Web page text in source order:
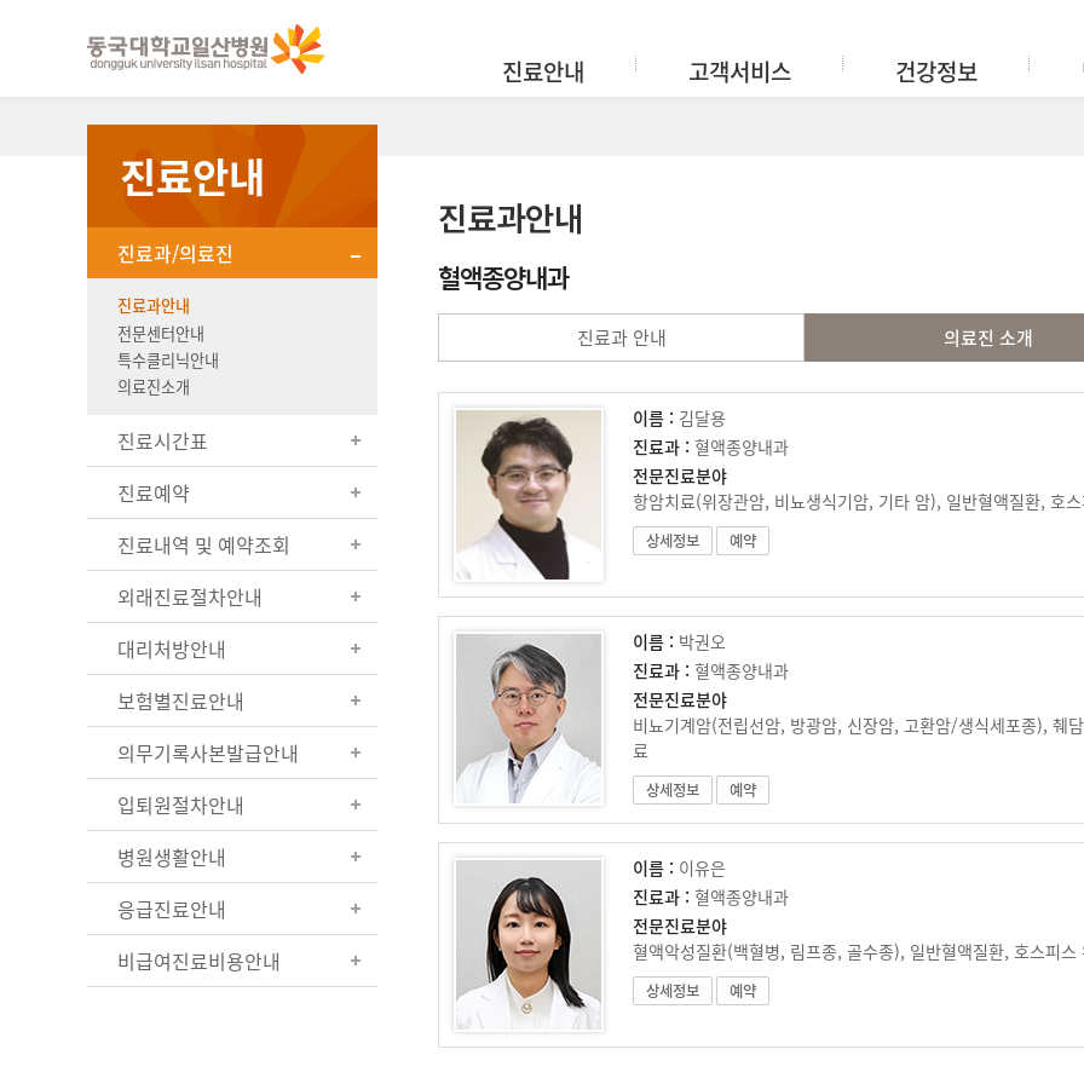
진료안내 고객서비스 건강정보
진료안내
진료과/의료진
진료과안내
전문센터안내
특수클리닉안내
의료진소개
진료시간표
진료예약
진료내역 및 예약조회
외래진료절차안내
대리처방안내
보험별진료안내
의무기록사본발급안내
입퇴원절차안내
병원생활안내
응급진료안내
비급여진료비용안내
진료과안내
혈액종양내과
진료과 안내 의료진 소개
이름 : 김달용
진료과 : 혈액종양내과
전문진료분야
항암치료(위장관암, 비뇨생식기암, 기타 암), 일반혈액질환, 호
상세정보 예약
이름 : 박권오
진료과 : 혈액종양내과
전문진료분야
비뇨기계암(전립선암, 방광암, 신장암, 고환암/생식세포종), 췌
료
상세정보 예약
이름 : 이유은
진료과 : 혈액종양내과
전문진료분야
혈액악성질환(백혈병, 림프종, 골수종), 일반혈액질환, 호스피스
상세정보 예약